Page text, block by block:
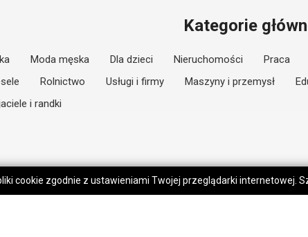
Kategorie
Moda męska Dla dzieci Nieruchomości Praca
Rolnictwo Usługi i firmy Maszyny i przemysł
i randki
cookie zgodnie z ustawieniami Twojej przeglądarki internetowej.